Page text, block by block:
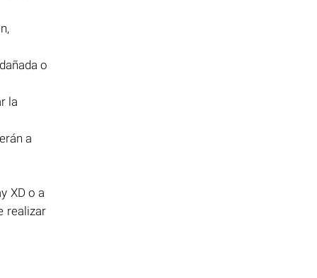
o
la
a
XD o a
realizar